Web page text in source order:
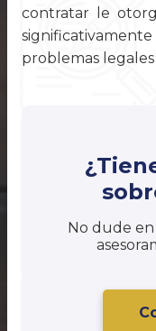
contratar le
problemas
No dude